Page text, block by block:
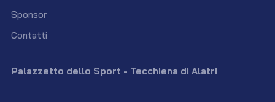
Sponsor
Contatti
Palazzetto dello Sport - Tecchiena di Alatri